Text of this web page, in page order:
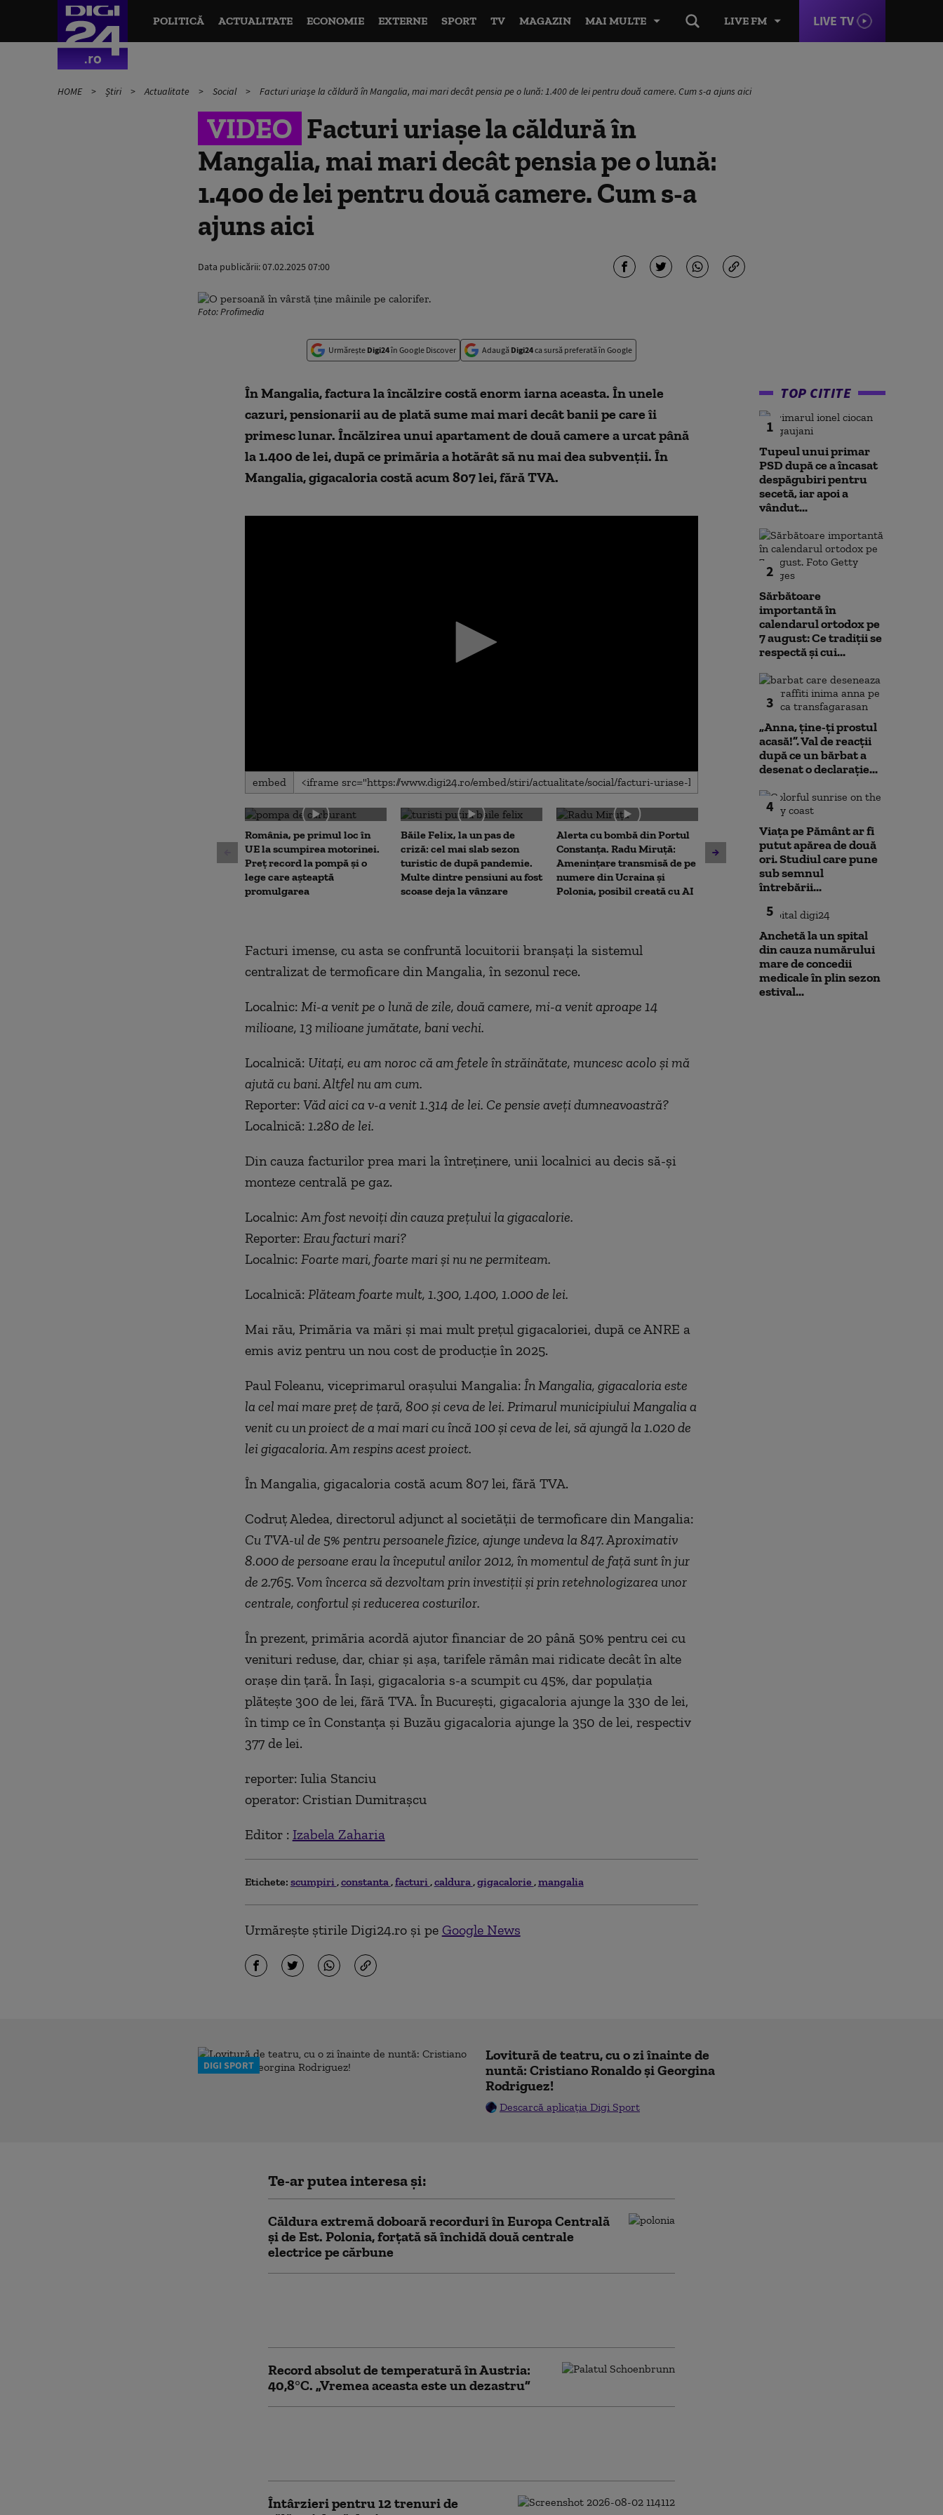
LIVE FM LIVE TV
POLITICĂ ACTUALITATE ECONOMIE EXTERNE SPORT TV MAGAZIN MAI MULTE
HOME Știri Actualitate Social Facturi uriașe la căldură în Mangalia, mai mari decât pensia pe o lună: 1.400 de lei pentru două camere. Cum s-a ajuns aici
VIDEO Facturi uriașe la căldură în
Mangalia, mai mari decât pensia pe o lună:
1.400 de lei pentru două camere. Cum s-a
ajuns aici
Data publicării:07.02.2025 07:00
Foto: Profimedia
Urmărește Digi24în Google Discover Adaugă Digi24ca sursă preferată în Google
În Mangalia, factura la încălzire costă enorm iarna aceasta. În unele
cazuri, pensionarii au de plată sume mai mari decât banii pe care îi
primesc lunar. Încălzirea unui apartament de două camere a urcat până
la 1.400 de lei, după ce primăria a hotărât să nu mai dea subvenții. În
Mangalia, gigacaloria costă acum 807 lei, fără TVA.
0
seconds
0
secondsVolume
90%
embed
România, pe primul loc în
UE la scumpirea motorinei.
Preț record la pompă și o
lege care așteaptă
promulgarea
Băile Felix, la un pas de
criză: cel mai slab sezon
turistic de după pandemie.
Multe dintre pensiuni au fost
scoase deja la vânzare
Alerta cu bombă din Portul
Constanța. Radu Miruță:
Amenințare transmisă de pe
numere din Ucraina și
Polonia, posibil creată cu AI
Controale la peste 1.800 de
avioane Boeing 737 MAX din
toată lumea. TAROM își
îmbogățește flota cu patru
Meteorologii
avertizări de
furtuni.
Facturi imense, cu asta se confruntă locuitorii branșați la sistemul
centralizat de termoficare din Mangalia, în sezonul rece.
Localnic: Mi-a venit pe o lună de zile, două camere, mi-a venit aproape 14
milioane, 13 milioane jumătate, bani vechi.
Localnică: Uitați, eu am noroc că am fetele în străinătate, muncesc acolo și mă
ajută cu bani. Altfel nu am cum.
Reporter: Văd aici ca v-a venit 1.314 de lei. Ce pensie aveți dumneavoastră?
Localnică: 1.280 de lei.
Din cauza facturilor prea mari la întreținere, unii localnici au decis să-și
monteze centrală pe gaz.
Localnic: Am fost nevoiți din cauza prețului la gigacalorie.
Reporter: Erau facturi mari?
Localnic: Foarte mari, foarte mari și nu ne permiteam.
Localnică: Plăteam foarte mult, 1.300, 1.400, 1.000 de lei.
Mai rău, Primăria va mări și mai mult prețul gigacaloriei, după ce ANRE a
emis aviz pentru un nou cost de producție în 2025.
Paul Foleanu, viceprimarul orașului Mangalia: În Mangalia, gigacaloria este
la cel mai mare preț de țară, 800 și ceva de lei. Primarul municipiului Mangalia a
venit cu un proiect de a mai mari cu încă 100 și ceva de lei, să ajungă la 1.020 de
lei gigacaloria. Am respins acest proiect.
În Mangalia, gigacaloria costă acum 807 lei, fără TVA.
Codruț Aledea, directorul adjunct al societății de termoficare din Mangalia:
Cu TVA-ul de 5% pentru persoanele fizice, ajunge undeva la 847. Aproximativ
8.000 de persoane erau la începutul anilor 2012, în momentul de față sunt în jur
de 2.765. Vom încerca să dezvoltam prin investiții și prin retehnologizarea unor
centrale, confortul și reducerea costurilor.
În prezent, primăria acordă ajutor financiar de 20 până 50% pentru cei cu
venituri reduse, dar, chiar și așa, tarifele rămân mai ridicate decât în alte
orașe din țară. În Iași, gigacaloria s-a scumpit cu 45%, dar populația
plătește 300 de lei, fără TVA. În București, gigacaloria ajunge la 330 de lei,
în timp ce în Constanța și Buzău gigacaloria ajunge la 350 de lei, respectiv
377 de lei.
reporter: Iulia Stanciu
operator: Cristian Dumitrașcu
Editor : Izabela Zaharia
Etichete: scumpiri constanta facturi caldura gigacalorie mangalia
Urmărește știrile Digi24.ro și pe Google News
TOP CITITE
1
Tupeul unui primar
PSD după ce a încasat
despăgubiri pentru
secetă, iar apoi a
vândut...
2
Sărbătoare
importantă în
calendarul ortodox pe
7 august: Ce tradiții se
respectă și cui...
3
„Anna, ţine-ţi prostul
acasă!”. Val de reacții
după ce un bărbat a
desenat o declarație...
4
Viața pe Pământ ar fi
putut apărea de două
ori. Studiul care pune
sub semnul
întrebării...
5
Anchetă la un spital
din cauza numărului
mare de concedii
medicale în plin sezon
estival...
DIGI SPORT
Lovitură de teatru, cu o zi înainte de
nuntă: Cristiano Ronaldo și Georgina
Rodriguez!
Descarcă aplicația Digi Sport
Te-ar putea interesa și:
Căldura extremă doboară recorduri în Europa Centrală
și de Est. Polonia, forțată să închidă două centrale
electrice pe cărbune
Record absolut de temperatură în Austria:
40,8°C. „Vremea aceasta este un dezastru”
Întârzieri pentru 12 trenuri de